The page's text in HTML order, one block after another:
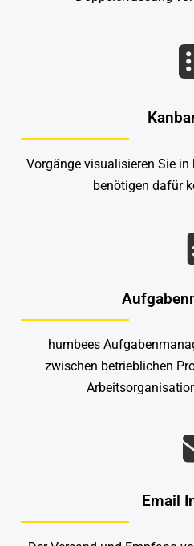
Vorgänge visualisieren Sie
benötigen dafür
humbees
zwischen betrieblichen
Email